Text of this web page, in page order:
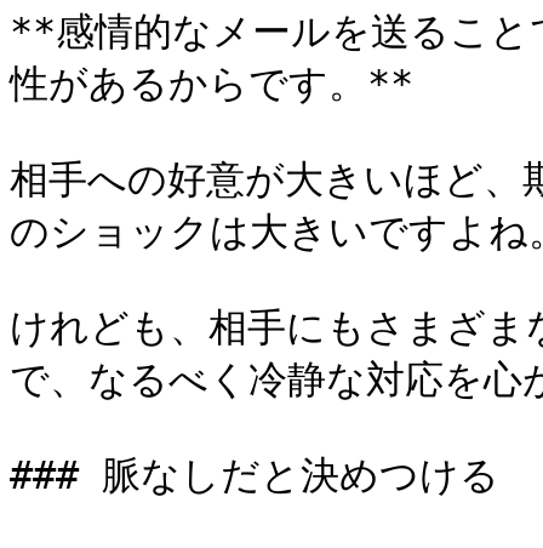
**感情的なメールを送ること
性があるからです。**
相手への好意が大きいほど
のショックは大きいですよね
けれども、相手にもさまざ
で、なるべく冷静な対応を心
### 脈なしだと決めつける